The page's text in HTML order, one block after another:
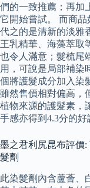
們的一致推薦；再加
它開始嘗試。 而商
代之的是清新的淡雅
王乳精華、海藻萃取
也令人滿意；髮梳尾
用，可說是局部補染
個將護髮成分加入染
雖然售價相對偏高，
植物來源的護髮素，
手感亦得到4.3分的好
墨之君利尻昆布評價
髮劑
此染髮劑內含蘆薈、